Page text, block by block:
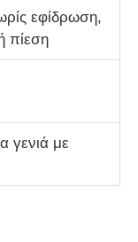
εφίδρωση,
πίεση
γενιά με